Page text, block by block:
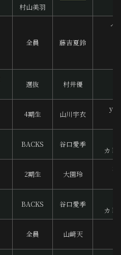
村山美羽
全員 藤吉夏鈴
ペ
選抜 村井優
4期生 山川宇衣
BACKS 谷口愛季
カト
2期生 大園玲
BACKS 谷口愛季
カト
全員 山﨑天